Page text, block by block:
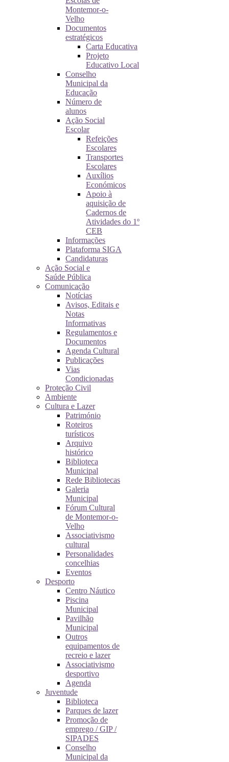
Montemor-o-
Velho
Documentos
estratégicos
Carta Educativa
Projeto
Educativo Local
Conselho
Municipal da
Educação
Número de
alunos
Ação Social
Escolar
Refeições
Escolares
Transportes
Escolares
Auxílios
Económicos
Apoio à
aquisição de
Cadernos de
Atividades do 1º
CEB
Informações
Plataforma SIGA
Candidaturas
Ação Social e
Saúde Pública
Comunicação
Notícias
Avisos, Editais e
Notas
Informativas
Regulamentos e
Documentos
Agenda Cultural
Publicações
Vias
Condicionadas
Proteção Civil
Ambiente
Cultura e Lazer
Património
Roteiros
turísticos
Arquivo
histórico
Biblioteca
Municipal
Rede Bibliotecas
Galeria
Municipal
Fórum Cultural
de Montemor-o-
Velho
Associativismo
cultural
Personalidades
concelhias
Eventos
Desporto
Centro Náutico
Piscina
Municipal
Pavilhão
Municipal
Outros
equipamentos de
recreio e lazer
Associativismo
desportivo
Agenda
Juventude
Biblioteca
Parques de lazer
Promoção de
emprego / GIP /
SIPADES
Conselho
Municipal da